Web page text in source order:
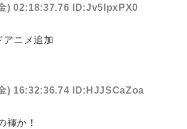
) 02:18:37.76 ID:Jv5IpxPX0
アニメ追加
) 16:32:36.74 ID:HJJSCaZoa
褌か！